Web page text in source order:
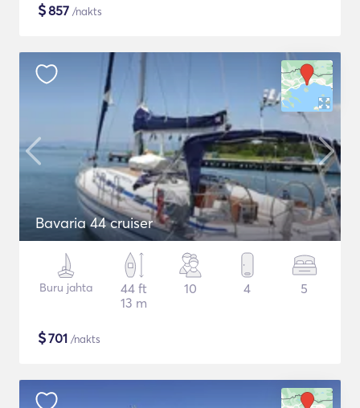
$857 /nakts
Bavaria 44 cruiser
Buru jahta
44 ft
13 m
10 4 5
$701 /nakts